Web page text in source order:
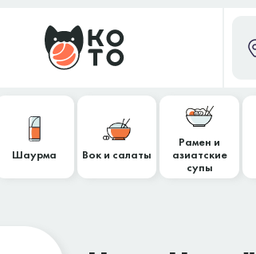
Шаурма Вок и салаты
Рамен и
азиатские
супы